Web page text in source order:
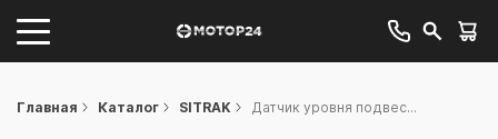
Главная Каталог SITRAK Датчик уровня подвес...